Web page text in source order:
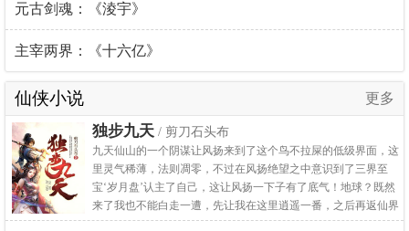
元古剑魂：《淩宇》
主宰两界：《十六亿》
仙侠小说 更多
独步九天 / 剪刀石头布
九天仙山的一个阴谋让风扬来到了这个鸟不拉屎的低级界面，这
里灵气稀薄，法则凋零，不过在风扬绝望之中意识到了三界至
宝‘岁月盘’认主了自己，这让风扬一下子有了底气！地球？既然
来了我也不能白走一遭，先让我在这里逍遥一番，之后再返仙界
叱咤风云！有仇报仇，有怨抱怨，你杀我一人，我灭你满门！等